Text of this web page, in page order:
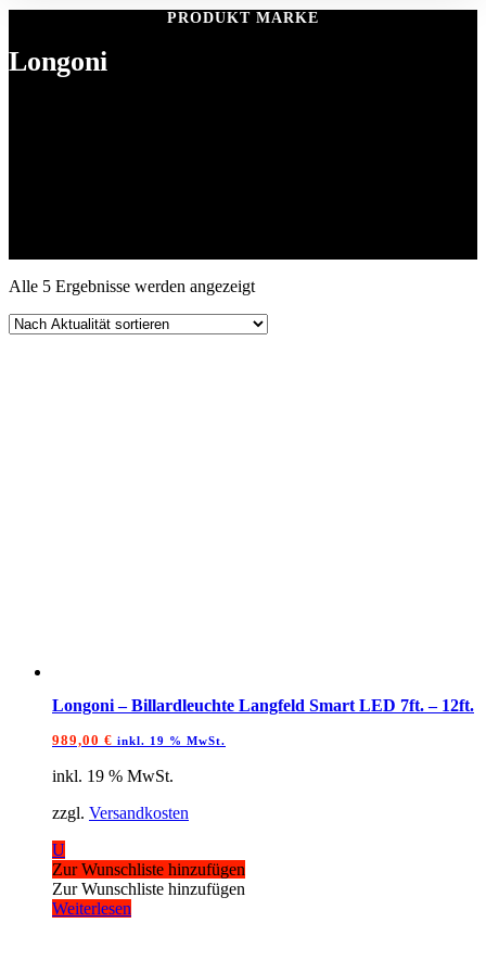
PRODUKT MARKE
Longoni
Alle 5 Ergebnisse werden angezeigtNach
sortiert
Longoni – Billardleuchte Langfeld Smart LED 7ft. – 12ft.
989,00 € inkl. 19 % MwSt.
inkl. 19 % MwSt.
zzgl. Versandkosten
U
Zur Wunschliste hinzufügen
Zur Wunschliste hinzufügen
Weiterlesen